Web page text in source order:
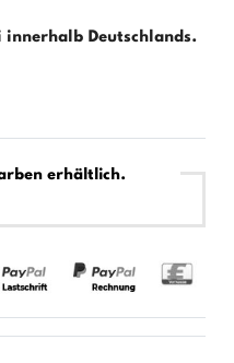
Deutschlands.
erhältlich.